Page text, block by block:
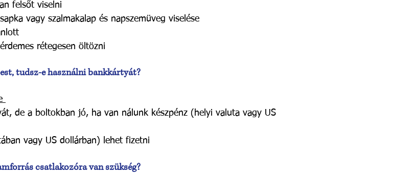
felsőt viselni
vagy szalmakalap és napszemüveg viselése
rétegesen öltözni
tudsz-e használni bankkártyát?
de a boltokban jó, ha van nálunk készpénz (helyi valuta vagy US
vagy US dollárban) lehet fizetni
csatlakozóra van szükség?